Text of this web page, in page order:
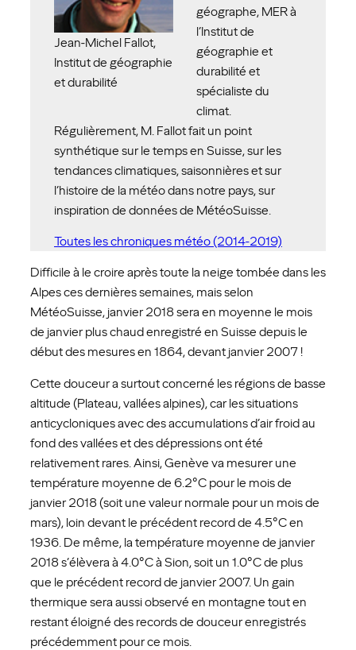
Jean-Michel Fallot,
Institut de géographie
et durabilité
géographe, MER à
l’Institut de
géographie et
durabilité et
spécialiste du
climat.
Régulièrement, M. Fallot fait un point
synthétique sur le temps en Suisse, sur les
tendances climatiques, saisonnières et sur
l’histoire de la météo dans notre pays, sur
inspiration de données de MétéoSuisse.
Toutes les chroniques météo (2014-2019)
Difficile à le croire après toute la neige tombée dans les
Alpes ces dernières semaines, mais selon
MétéoSuisse, janvier 2018 sera en moyenne le mois
de janvier plus chaud enregistré en Suisse depuis le
début des mesures en 1864, devant janvier 2007 !
Cette douceur a surtout concerné les régions de basse
altitude (Plateau, vallées alpines), car les situations
anticycloniques avec des accumulations d’air froid au
fond des vallées et des dépressions ont été
relativement rares. Ainsi, Genève va mesurer une
température moyenne de 6.2°C pour le mois de
janvier 2018 (soit une valeur normale pour un mois de
mars), loin devant le précédent record de 4.5°C en
1936. De même, la température moyenne de janvier
2018 s’élèvera à 4.0°C à Sion, soit un 1.0°C de plus
que le précédent record de janvier 2007. Un gain
thermique sera aussi observé en montagne tout en
restant éloigné des records de douceur enregistrés
précédemment pour ce mois.